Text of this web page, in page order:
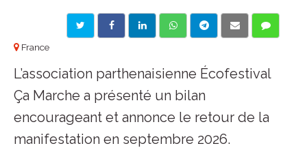
France
L’association parthenaisienne Écofestival
Ça Marche a présenté un bilan
encourageant et annonce le retour de la
manifestation en septembre 2026.